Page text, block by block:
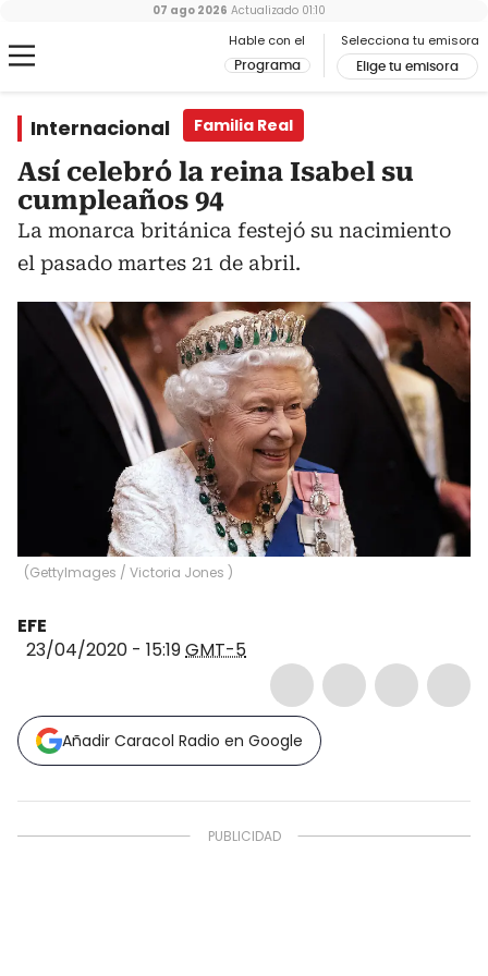
Hable con el
Programa
Selecciona tu emisora
Elige tu emisora
07 ago 2026 Actualizado 01:10
Internacional Familia Real
Así celebró la reina Isabel su
cumpleaños 94
La monarca británica festejó su nacimiento
el pasado martes 21 de abril.
(GettyImages / Victoria Jones )
EFE
23/04/2020 - 15:19GMT-5
Añadir Caracol Radio en Google